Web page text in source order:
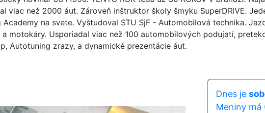
viac než 2000 áut. Zároveň inštruktor školy šmyku SuperDRIVE.
Academy na svete. Vyštudoval STU SjF - Automobilová technika.
a motokáry. Usporiadal viac než 100 automobilových podujatí,
Autotuning zrazy, a dynamické prezentácie áut.
Dnes je
Meniny má